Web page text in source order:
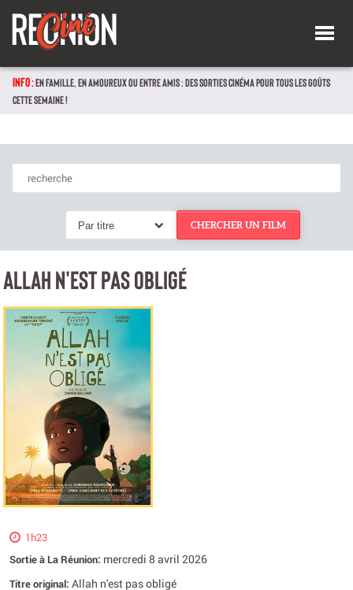
INFO :EN FAMILLE, EN AMOUREUX OU ENTRE AMIS : DES SORTIES CINÉMA POUR TOUS LES GOÛTS
CETTE SEMAINE !
Par titre CHERCHER UN FILM
ALLAH N'EST PAS OBLIGÉ
1h23
Sortie à La Réunion: mercredi 8 avril 2026
Titre original: Allah n'est pas obligé